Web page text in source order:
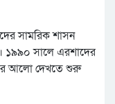
সামরিক শাসন
১৯৯০ সালে এরশাদের
আলো দেখতে শুরু